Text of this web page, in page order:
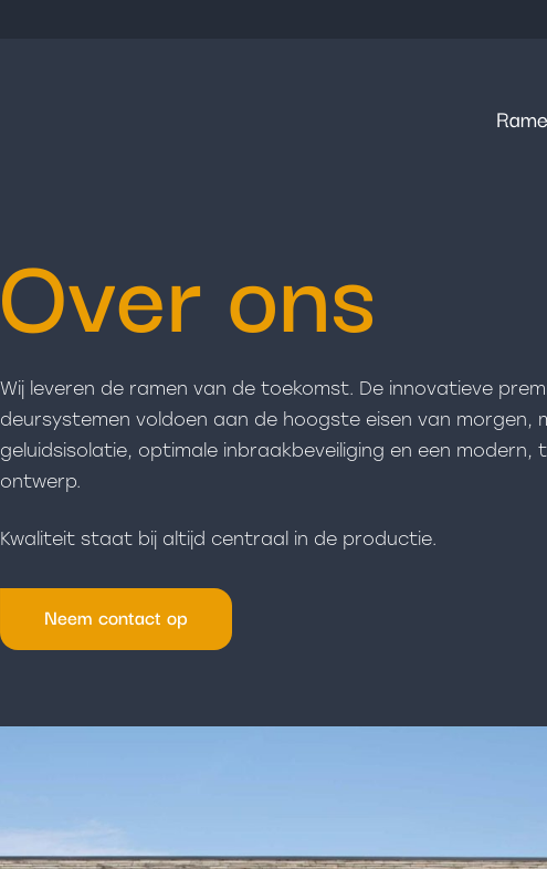
Over ons
Wij leveren de ramen van de toekomst. De innovatieve
deursystemen voldoen aan de hoogste eisen van morgen,
geluidsisolatie, optimale inbraakbeveiliging en een modern,
ontwerp.
Kwaliteit staat bij altijd centraal in de productie.
Neem contact op